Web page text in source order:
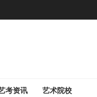
考资讯 艺术院校